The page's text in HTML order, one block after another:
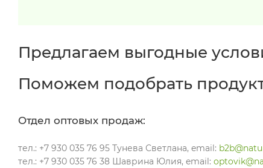
Предлагаем выгодные
Поможем подобрать
Отдел оптовых продаж:
тел.: +7 930 035 76 95 Тунева Светлана, email:
тел.: +7 930 035 76 38 Шаврина Юлия, email: